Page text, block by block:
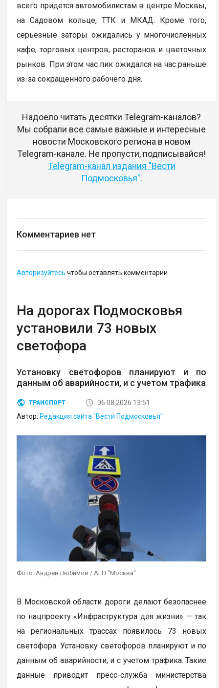
всего придется автомобилистам в центре Москвы,
на Садовом кольце, ТТК и МКАД. Кроме того,
серьезные заторы ожидались у многочисленных
кафе, торговых центров, ресторанов и цветочных
рынков. При этом час пик ожидался на час раньше
из-за сокращенного рабочего дня.
Надоело читать десятки Telegram-каналов?
Мы собрали все самые важные и интересные
новости Московского региона в новом
Telegram-канале. Не пропусти, подписывайся!
Telegram-канал издания "Вести
Подмосковья".
Комментариев нет
Авторизуйтесь чтобы оставлять комментарии
На дорогах Подмосковья
установили 73 новых
светофора
Установку светофоров планируют и по
данным об аварийности, и с учетом трафика
ТРАНСПОРТ
06.08.2026 13:51
Автор: Редакция сайта "Вести Подмосковья"
Фото: Андрей Любимов / АГН "Москва"
В Московской области дороги делают безопаснее
по нацпроекту «Инфраструктура для жизни» — так
на региональных трассах появилось 73 новых
светофора. Установку светофоров планируют и по
данным об аварийности, и с учетом трафика. Такие
данные приводит пресс-служба министерства